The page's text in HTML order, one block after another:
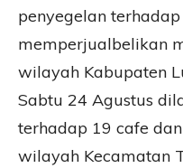
penyegelan
memperjualbelikan
wilayah Kabupaten
Sabtu 24 Agustus
terhadap 19 cafe
wilayah Kecamatan